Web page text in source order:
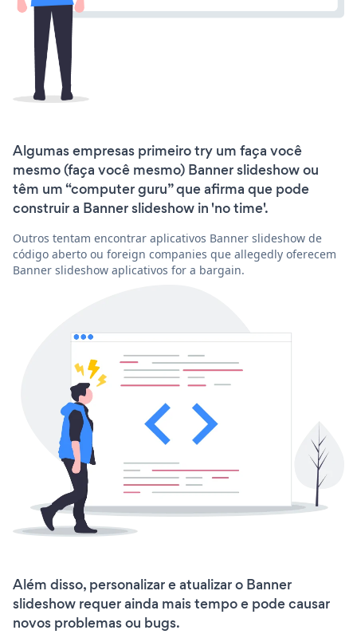
Algumas empresas primeiro try um faça você
mesmo (faça você mesmo) Banner slideshow ou
têm um “computer guru” que afirma que pode
construir a Banner slideshow in 'no time'.
Outros tentam encontrar aplicativos Banner slideshow de
código aberto ou foreign companies que allegedly oferecem
Banner slideshow aplicativos for a bargain.
Além disso, personalizar e atualizar o Banner
slideshow requer ainda mais tempo e pode causar
novos problemas ou bugs.